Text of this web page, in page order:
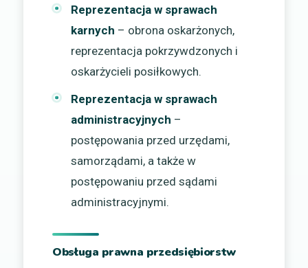
Reprezentacja w sprawach
karnych – obrona oskarżonych,
reprezentacja pokrzywdzonych i
oskarżycieli posiłkowych.
Reprezentacja w sprawach
administracyjnych –
postępowania przed urzędami,
samorządami, a także w
postępowaniu przed sądami
administracyjnymi.
Obsługa prawna przedsiębiorstw